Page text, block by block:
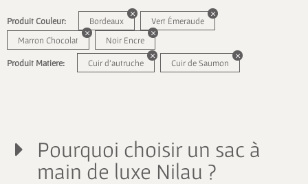
Produit Couleur: Bordeaux
Vert Émeraude
Marron Chocolat
Noir Encre
Produit Matiere: Cuir d'autruche Cuir de Saumon
Pourquoi choisir un sac à
main de luxe Nilau ?